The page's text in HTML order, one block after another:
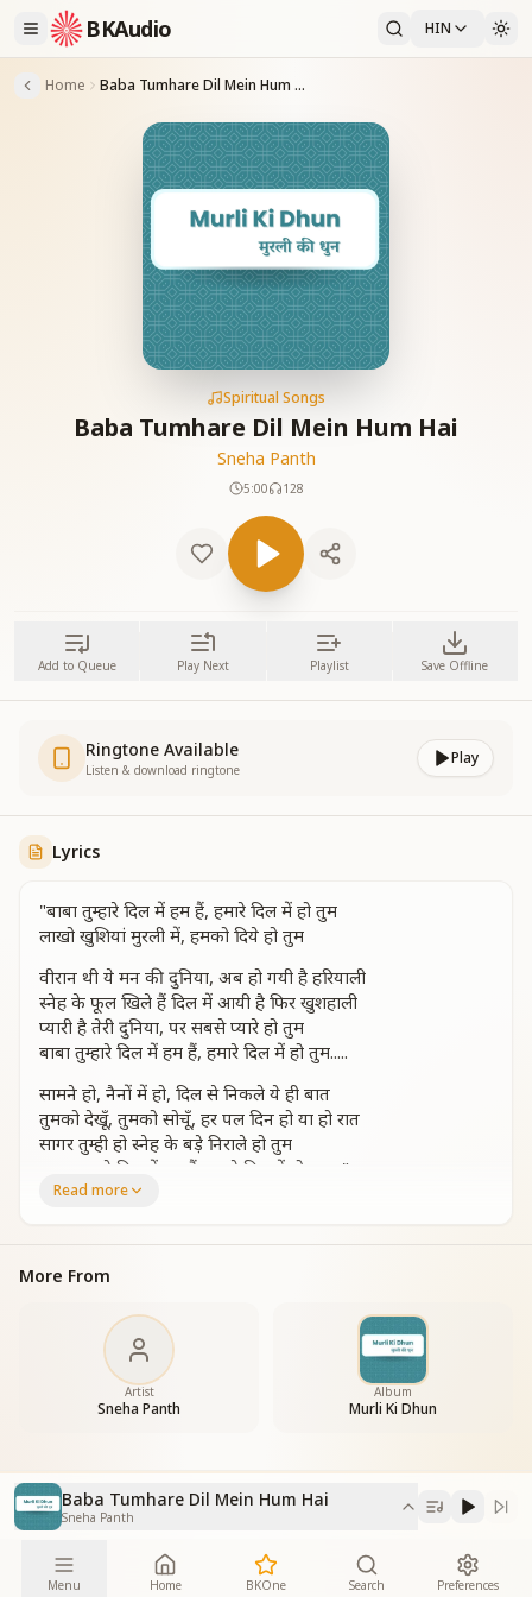
BKAudio HIN
Home Baba Tumhare Dil Mein Hum Hai
Spiritual Songs
Baba Tumhare Dil Mein Hum Hai
Sneha Panth
5:00 128
Add to Queue Play Next Playlist Save Offline
Ringtone Available
Listen & download ringtone
Play
Lyrics
"बाबा तुम्हारे दिल में हम हैं, हमारे दिल में हो तुम
लाखो खुशियां मुरली में, हमको दिये हो तुम
वीरान थी ये मन की दुनिया, अब हो गयी है हरियाली
स्नेह के फूल खिले हैं दिल में आयी है फिर खुशहाली
प्यारी है तेरी दुनिया, पर सबसे प्यारे हो तुम
बाबा तुम्हारे दिल में हम हैं, हमारे दिल में हो तुम.....
सामने हो, नैनों में हो, दिल से निकले ये ही बात
तुमको देखूँ, तुमको सोचूँ, हर पल दिन हो या हो रात
सागर तुम्ही हो स्नेह के बड़े निराले हो तुम
बाबा तुम्हारे दिल में हम हैं, हमारे दिल में हो तुम.. "
Read more
More From
Artist
Sneha Panth
Album
Murli Ki Dhun
Baba Tumhare Dil Mein Hum Hai
Sneha Panth
Menu Home BKOne Search Preferences